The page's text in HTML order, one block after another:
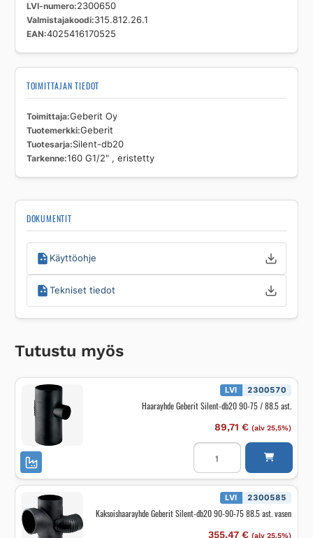
LVI-numero 2300650
Valmistajakoodi 315.812.26.1
EAN 4025416170525
TOIMITTAJAN TIEDOT
Toimittaja Geberit Oy
Tuotemerkki Geberit
Tuotesarja Silent-db20
Tarkenne 160 G1/2" , eristetty
DOKUMENTIT
Käyttöohje
Tekniset tiedot
Tutustu myös
LVI 2300570
Haarayhde Geberit Silent-db20 90-75 / 88.5 ast.
89,71 € (alv 25,5%)
Haarayhde
Geberit
Silent-
db20
90-
88.5
määrä
LVI 2300585
Kaksoishaarayhde Geberit Silent-db20 90-90-75 88.5 ast. vasen
355,47 € (alv 25,5%)